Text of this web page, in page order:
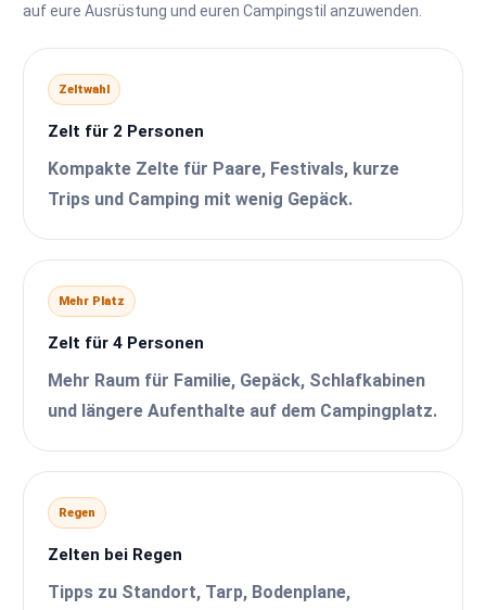
auf eure Ausrüstung und euren Campingstil anzuwenden.
Zeltwahl
Zelt für 2 Personen
Kompakte Zelte für Paare, Festivals, kurze
Trips und Camping mit wenig Gepäck.
Mehr Platz
Zelt für 4 Personen
Mehr Raum für Familie, Gepäck, Schlafkabinen
und längere Aufenthalte auf dem Campingplatz.
Regen
Zelten bei Regen
Tipps zu Standort, Tarp, Bodenplane,